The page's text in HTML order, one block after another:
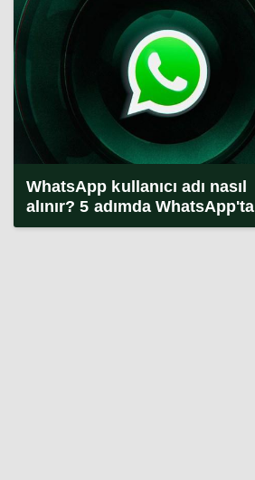
WhatsApp kullanıcı adı nasıl
alınır? 5 adımda WhatsApp'ta
kullanıcı adı alma (2026)